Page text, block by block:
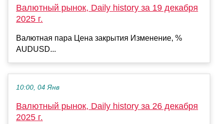
Валютный рынок, Daily history за 19 декабря
2025 г.
Валютная пара Цена закрытия Изменение, %
AUDUSD...
10:00, 04 Янв
Валютный рынок, Daily history за 26 декабря
2025 г.